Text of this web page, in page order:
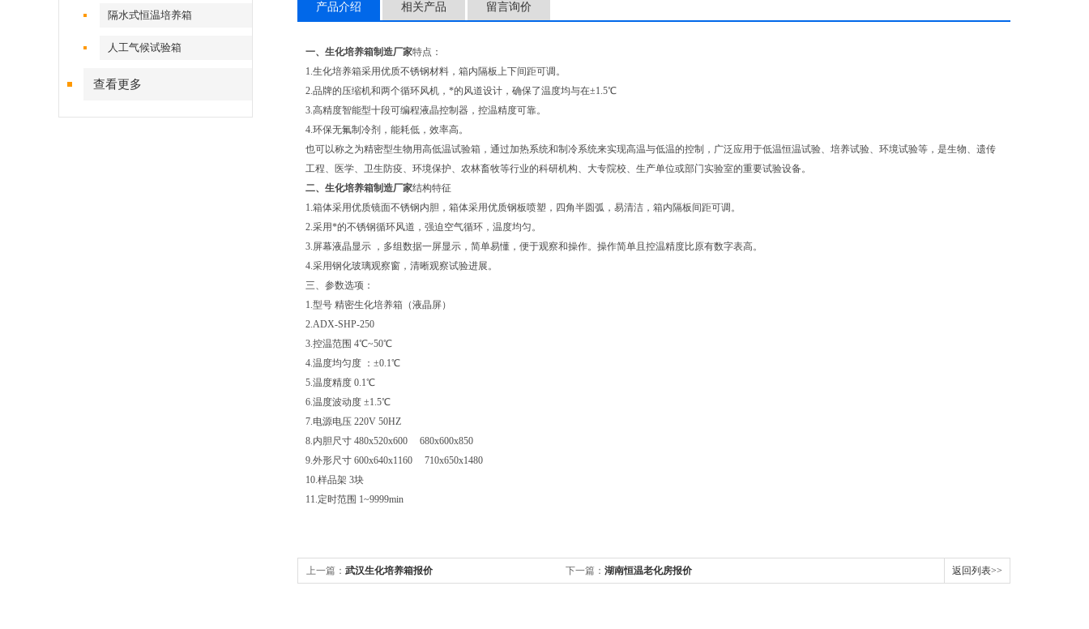
隔水式恒温培养箱
人工气候试验箱
查看更多
产品介绍 相关产品 留言询价
一、生化培养箱制造厂家特点：
1.生化培养箱采用优质不锈钢材料，箱内隔板上下间距可调。
2.品牌的压缩机和两个循环风机，*的风道设计，确保了温度均与在±1.5℃
3.高精度智能型十段可编程液晶控制器，控温精度可靠。
4.环保无氟制冷剂，能耗低，效率高。
也可以称之为精密型生物用高低温试验箱，通过加热系统和制冷系统来实现高温与低温的控制，广泛应用于低温恒温试验、培养试验、环境试验等，是生物、遗传
工程、医学、卫生防疫、环境保护、农林畜牧等行业的科研机构、大专院校、生产单位或部门实验室的重要试验设备。
二、生化培养箱制造厂家结构特征
1.箱体采用优质镜面不锈钢内胆，箱体采用优质钢板喷塑，四角半圆弧，易清洁，箱内隔板间距可调。
2.采用*的不锈钢循环风道，强迫空气循环，温度均匀。
3.屏幕液晶显示 ，多组数据一屏显示，简单易懂，便于观察和操作。操作简单且控温精度比原有数字表高。
4.采用钢化玻璃观察窗，清晰观察试验进展。
三、参数选项：
1.型号 精密生化培养箱（液晶屏）
2.ADX-SHP-250
3.控温范围 4℃~50℃
4.温度均匀度 ：±0.1℃
5.温度精度 0.1℃
6.温度波动度 ±1.5℃
7.电源电压 220V 50HZ
8.内胆尺寸 480x520x600 680x600x850
9.外形尺寸 600x640x1160 710x650x1480
10.样品架 3块
11.定时范围 1~9999min
上一篇： 武汉生化培养箱报价 下一篇： 湖南恒温老化房报价 返回列表>>